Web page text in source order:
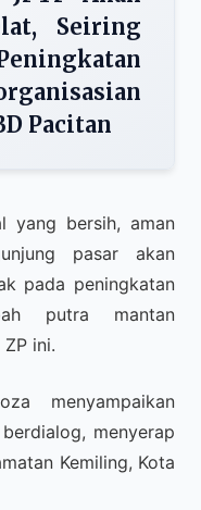
Seiring
Pacitan
yang bersih, aman
pasar akan
pada peningkatan
putra mantan
ini.
menyampaikan
menyerap
Kemiling, Kota